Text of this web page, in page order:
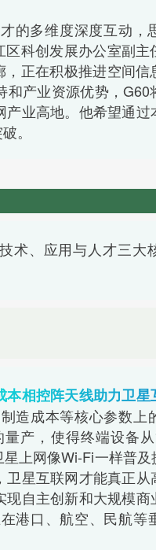
的多维度深度互动，
科创发展办公室副主
正在积极推进空间信
产业资源优势，G60
业高地。他希望通过
。
术、应用与人才三大
本相控阵天线助力卫星
造成本等核心参数上
产，使得终端设备
上网像Wi-Fi一样普及
星互联网才能真正从
自主创新和大规模
港口、航空、民航等